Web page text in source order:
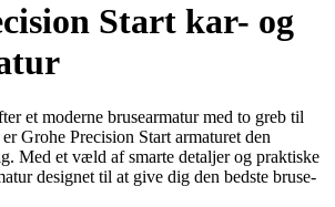
Start kar- og
et moderne brusearmatur med to greb til
Grohe Precision Start armaturet den
Med et væld af smarte detaljer og praktiske
designet til at give dig den bedste bruse-